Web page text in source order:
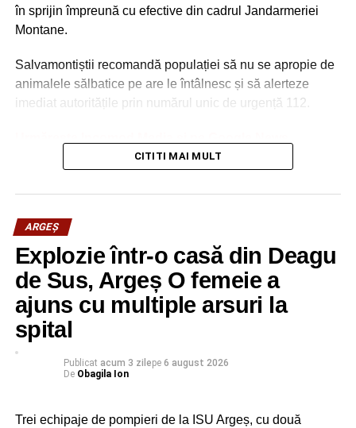
în sprijin împreună cu efective din cadrul Jandarmeriei
Montane.
Salvamontiștii recomandă populației să nu se apropie de
animalele sălbatice pe are le întâlnesc și să alerteze
imediat autoritățile prin numărul unic de urgență 112.
CITITI MAI MULT
ARGEȘ
Explozie într-o casă din Deagu
de Sus, Argeș O femeie a
ajuns cu multiple arsuri la
spital
Publicat acum 3 zilepe 6 august 2026
De Obagila Ion
Trei echipaje de pompieri de la ISU Argeș, cu două